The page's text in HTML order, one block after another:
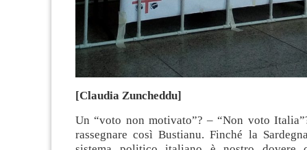
[Claudia Zuncheddu]
Un “voto non motivato”? – “Non voto
rassegnare così Bustianu. Finché la